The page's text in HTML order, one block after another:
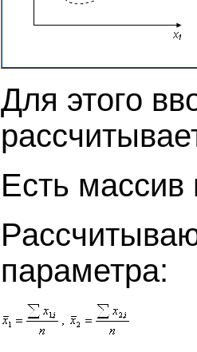
Для этого
Есть массив
параметра: